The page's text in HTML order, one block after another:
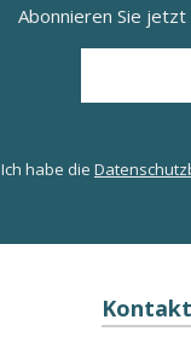
Abonnieren Sie
Ich habe die
Kontakt